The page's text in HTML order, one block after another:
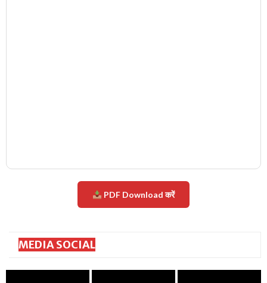
PDF Download करें
MEDIA SOCIAL